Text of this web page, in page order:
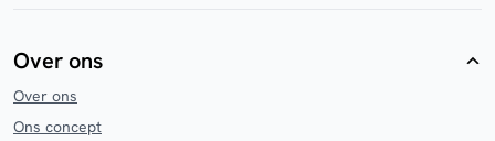
Over ons
Over ons
Ons concept